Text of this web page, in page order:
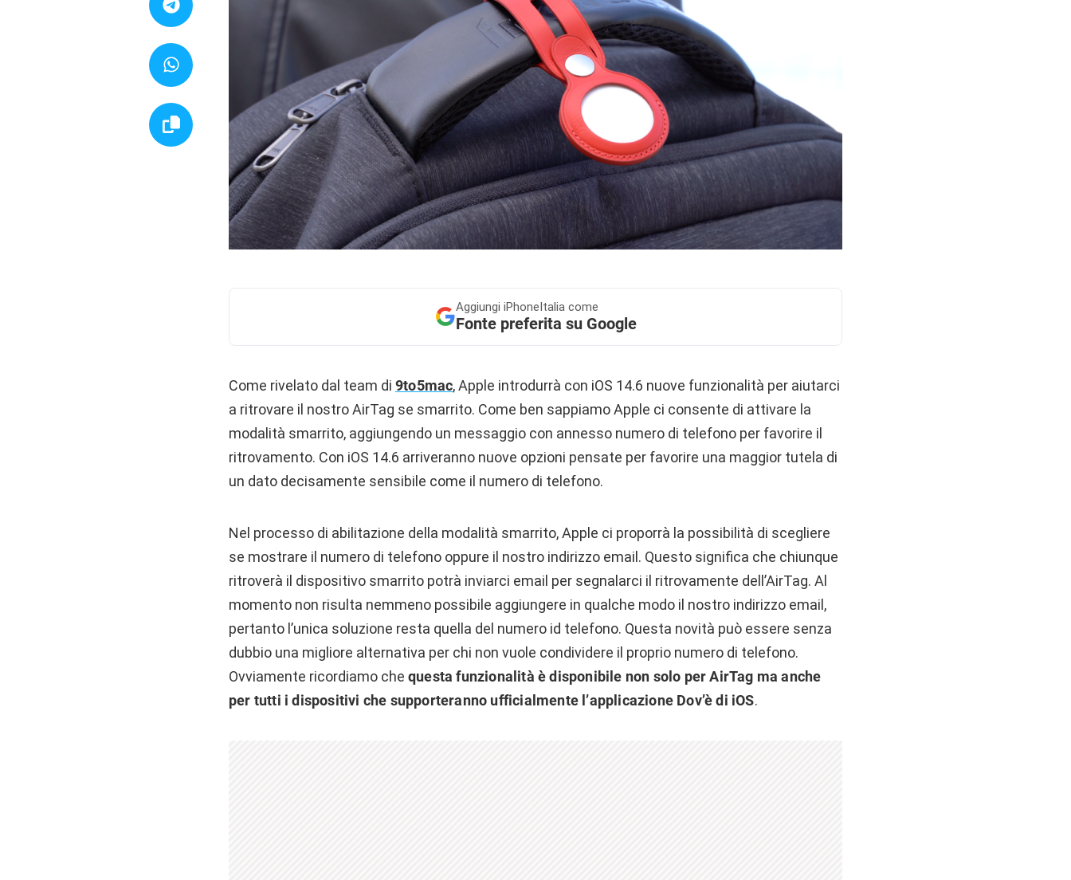
Aggiungi iPhoneItalia come
Fonte preferita su Google
Come rivelato dal team di 9to5mac, Apple introdurrà con iOS 14.6 nuove funzionalità per aiutarci
a ritrovare il nostro AirTag se smarrito. Come ben sappiamo Apple ci consente di attivare la
modalità smarrito, aggiungendo un messaggio con annesso numero di telefono per favorire il
ritrovamento. Con iOS 14.6 arriveranno nuove opzioni pensate per favorire una maggior tutela di
un dato decisamente sensibile come il numero di telefono.
Nel processo di abilitazione della modalità smarrito, Apple ci proporrà la possibilità di scegliere
se mostrare il numero di telefono oppure il nostro indirizzo email. Questo significa che chiunque
ritroverà il dispositivo smarrito potrà inviarci email per segnalarci il ritrovamente dell’AirTag. Al
momento non risulta nemmeno possibile aggiungere in qualche modo il nostro indirizzo email,
pertanto l’unica soluzione resta quella del numero id telefono. Questa novità può essere senza
dubbio una migliore alternativa per chi non vuole condividere il proprio numero di telefono.
Ovviamente ricordiamo che questa funzionalità è disponibile non solo per AirTag ma anche
per tutti i dispositivi che supporteranno ufficialmente l’applicazione Dov’è di iOS.